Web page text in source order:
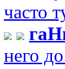
часто
него